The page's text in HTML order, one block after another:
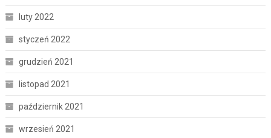
luty 2022
styczeń 2022
grudzień 2021
listopad 2021
październik 2021
wrzesień 2021